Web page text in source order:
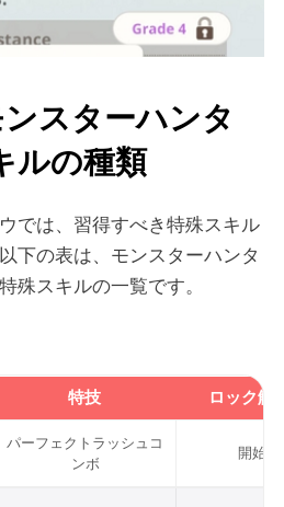
スターハンタ
ルの種類
では、習得すべき特殊スキル
下の表は、モンスターハンタ
殊スキルの一覧です。
特技 ロック解
パーフェクトラッシュコ
ンボ
開始武